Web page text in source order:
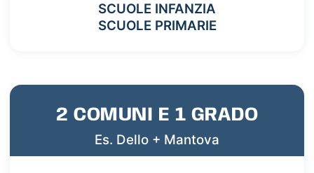
SCUOLE INFANZIA
SCUOLE PRIMARIE
2 COMUNI E 1 GRADO
Es. Dello + Mantova